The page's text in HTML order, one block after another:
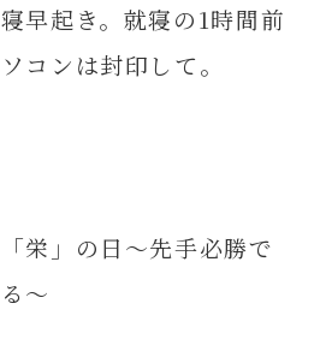
早起き。就寝の1時間前
コンは封印して。
」の日～先手必勝で
～